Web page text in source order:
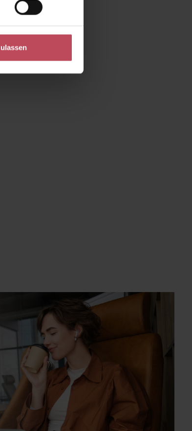
Anzahl zu erhöhen oder zu
um die Anzahl zu
oder benutze die Schaltflächen
Wert ein oder